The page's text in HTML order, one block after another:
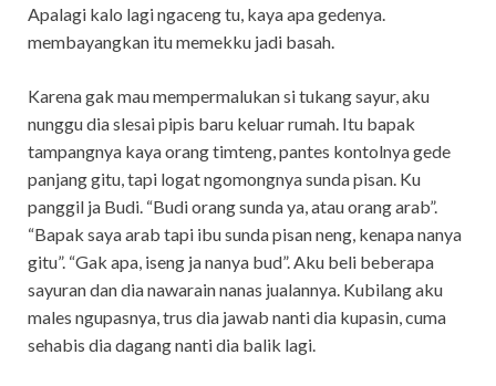
Apalagi kalo lagi ngaceng tu, kaya apa gedenya.
membayangkan itu memekku jadi basah.
Karena gak mau mempermalukan si tukang sayur, aku
nunggu dia slesai pipis baru keluar rumah. Itu bapak
tampangnya kaya orang timteng, pantes kontolnya gede
panjang gitu, tapi logat ngomongnya sunda pisan. Ku
panggil ja Budi. “Budi orang sunda ya, atau orang arab”.
“Bapak saya arab tapi ibu sunda pisan neng, kenapa nanya
gitu”. “Gak apa, iseng ja nanya bud”. Aku beli beberapa
sayuran dan dia nawarain nanas jualannya. Kubilang aku
males ngupasnya, trus dia jawab nanti dia kupasin, cuma
sehabis dia dagang nanti dia balik lagi.